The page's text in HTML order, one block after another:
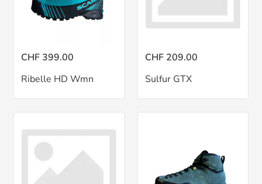
CHF 399.00
Ribelle HD Wmn
CHF 209.00
Sulfur GTX